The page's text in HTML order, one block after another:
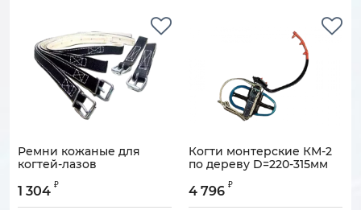
Ремни кожаные для
когтей-лазов
Артикул:
1 304 ₽
Когти монтерские КМ-2
по дереву D=220-315мм
Артикул: 121108-00060
4 796 ₽